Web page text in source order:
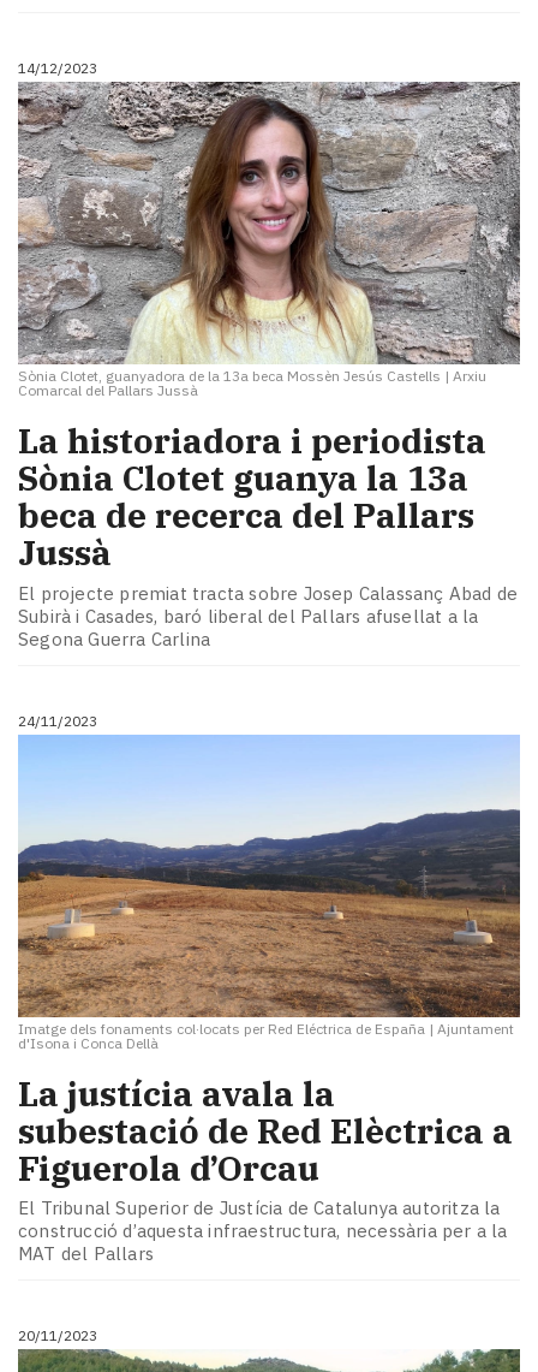
14/12/2023
Sònia Clotet, guanyadora de la 13a beca Mossèn Jesús Castells | Arxiu
Comarcal del Pallars Jussà
La historiadora i periodista
Sònia Clotet guanya la 13a
beca de recerca del Pallars
Jussà
El projecte premiat tracta sobre Josep Calassanç Abad de
Subirà i Casades, baró liberal del Pallars afusellat a la
Segona Guerra Carlina
24/11/2023
Imatge dels fonaments col·locats per Red Eléctrica de España | Ajuntament
d'Isona i Conca Dellà
La justícia avala la
subestació de Red Elèctrica a
Figuerola d’Orcau
El Tribunal Superior de Justícia de Catalunya autoritza la
construcció d’aquesta infraestructura, necessària per a la
MAT del Pallars
20/11/2023